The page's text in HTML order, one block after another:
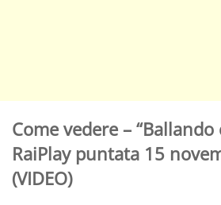
Come vedere –
RaiPlay puntata 15
(VIDEO)